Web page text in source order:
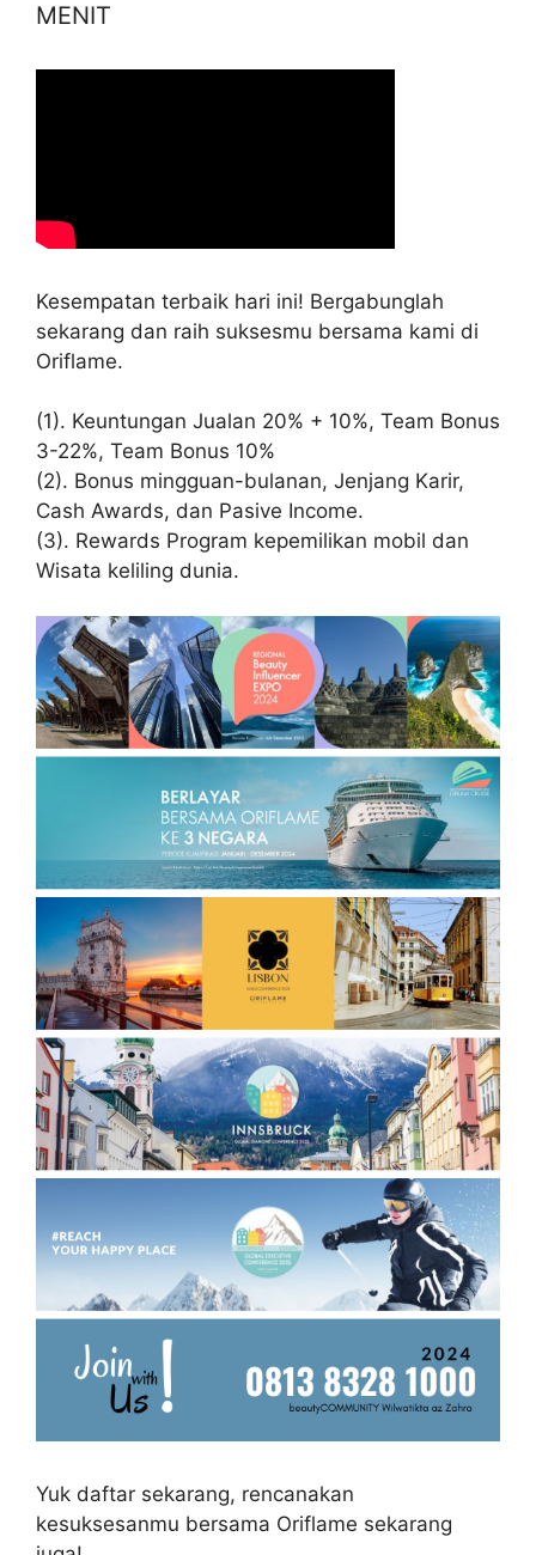
MENIT
Kesempatan terbaik hari ini! Bergabunglah
sekarang dan raih suksesmu bersama kami di
Oriflame.
(1). Keuntungan Jualan 20% + 10%, Team Bonus
3-22%, Team Bonus 10%
(2). Bonus mingguan-bulanan, Jenjang Karir,
Cash Awards, dan Pasive Income.
(3). Rewards Program kepemilikan mobil dan
Wisata keliling dunia.
Yuk daftar sekarang, rencanakan
kesuksesanmu bersama Oriflame sekarang